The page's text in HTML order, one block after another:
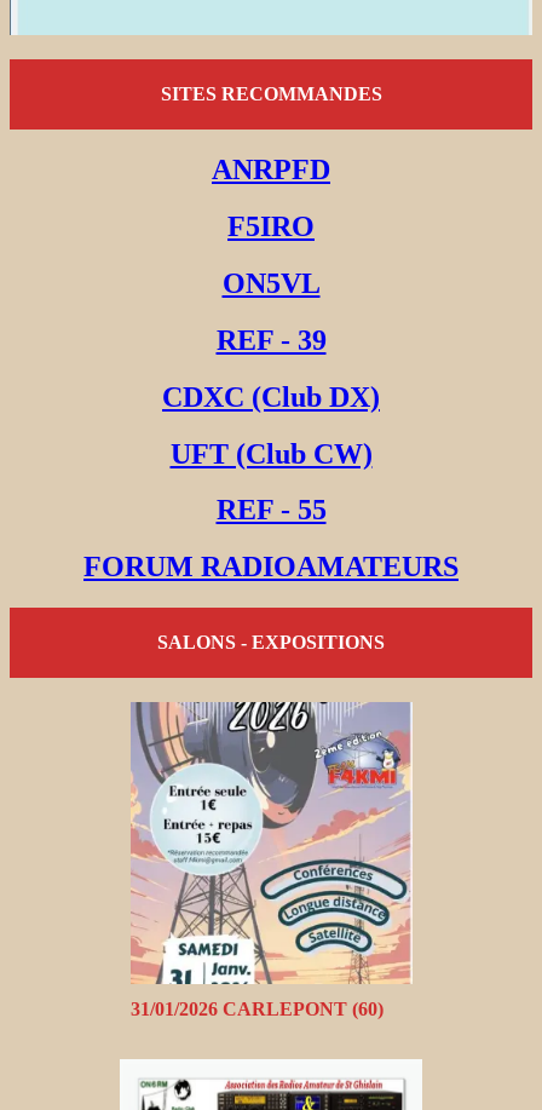
SITES RECOMMANDES
ANRPFD
F5IRO
ON5VL
REF - 39
CDXC (Club DX)
UFT (Club CW)
REF - 55
FORUM RADIOAMATEURS
SALONS - EXPOSITIONS
31/01/2026 CARLEPONT (60)